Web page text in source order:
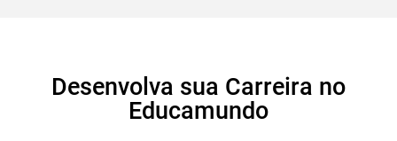
Desenvolva sua Carreira no
Educamundo